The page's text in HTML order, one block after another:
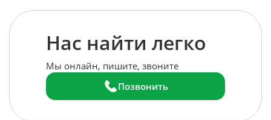
Нас найти легко
Мы онлайн, пишите, звоните
Позвонить